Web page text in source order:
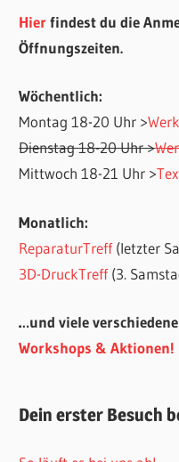
Hierfindest du die
Öffnungszeiten.
Wöchentlich:
Montag 18-20 Uhr >
Dienstag 18-20 Uhr >
Mittwoch 18-21 Uhr >
Monatlich:
ReparaturTreff(letzter
3D-DruckTreff(3.
…und viele verschiedene
Workshops & Aktionen!
Dein erster Besuch